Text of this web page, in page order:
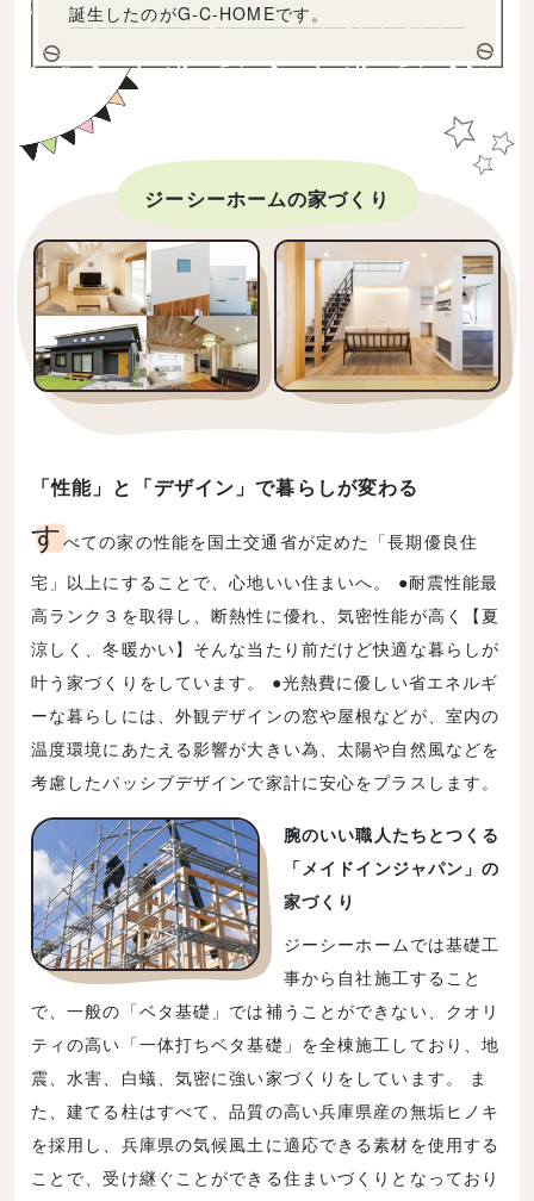
誕生したのがG-C-HOMEです。
ジーシーホームの家づくり
「性能」と「デザイン」で暮らしが変わる
すべての家の性能を国土交通省が定めた「長期優良住
宅」以上にすることで、心地いい住まいへ。 ●耐震性能最
高ランク３を取得し、断熱性に優れ、気密性能が高く【夏
涼しく、冬暖かい】そんな当たり前だけど快適な暮らしが
叶う家づくりをしています。 ●光熱費に優しい省エネルギ
ーな暮らしには、外観デザインの窓や屋根などが、室内の
温度環境にあたえる影響が大きい為、太陽や自然風などを
考慮したパッシブデザインで家計に安心をプラスします。
腕のいい職人たちとつくる
「メイドインジャパン」の
家づくり
ジーシーホームでは基礎工
事から自社施工すること
で、一般の「ベタ基礎」では補うことができない、クオリ
ティの高い「一体打ちベタ基礎」を全棟施工しており、地
震、水害、白蟻、気密に強い家づくりをしています。 ま
た、建てる柱はすべて、品質の高い兵庫県産の無垢ヒノキ
を採用し、兵庫県の気候風土に適応できる素材を使用する
ことで、受け継ぐことができる住まいづくりとなっており